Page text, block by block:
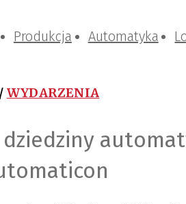
Produkcja Automatyka
/ WYDARZENIA
dziedziny